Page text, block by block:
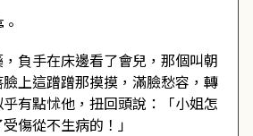
負手在床邊看了會兒，那個叫朝
上這蹭蹭那摸摸，滿臉愁容，轉
有點怵他，扭回頭說：「小姐怎
傷從不生病的！」